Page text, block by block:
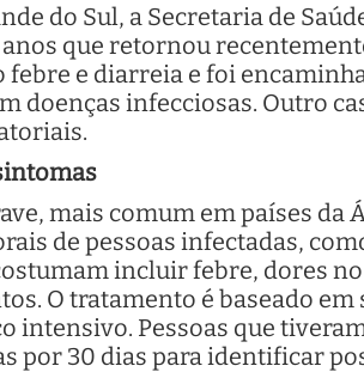
do Sul, a Secretaria de
que retornou
febre e diarreia e foi
doenças infecciosas. Outro
mais comum em países
de pessoas infectadas,
incluir febre, dores
O tratamento é baseado
intensivo. Pessoas que
por 30 dias para identificar